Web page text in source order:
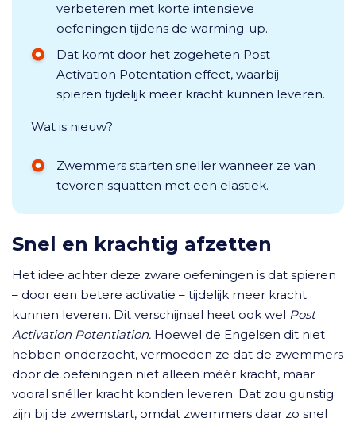
verbeteren met korte intensieve
oefeningen tijdens de warming-up.
Dat komt door het zogeheten Post
Activation Potentation effect, waarbij
spieren tijdelijk meer kracht kunnen leveren.
Wat is nieuw?
Zwemmers starten sneller wanneer ze van
tevoren squatten met een elastiek.
Snel en krachtig afzetten
Het idee achter deze zware oefeningen is dat spieren
– door een betere activatie – tijdelijk meer kracht
kunnen leveren. Dit verschijnsel heet ook wel Post
Activation Potentiation. Hoewel de Engelsen dit niet
hebben onderzocht, vermoeden ze dat de zwemmers
door de oefeningen niet alleen méér kracht, maar
vooral snéller kracht konden leveren. Dat zou gunstig
zijn bij de zwemstart, omdat zwemmers daar zo snel